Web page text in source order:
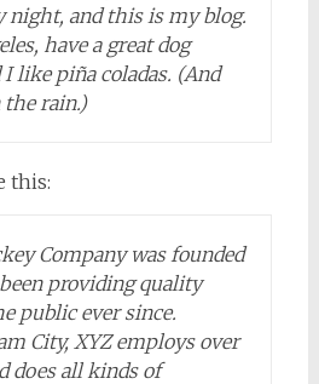
night, and this is my blog.
have a great dog
I like piña coladas. (And
the rain.)
this:
Company was founded
providing quality
public ever since.
City, XYZ employs over
does all kinds of